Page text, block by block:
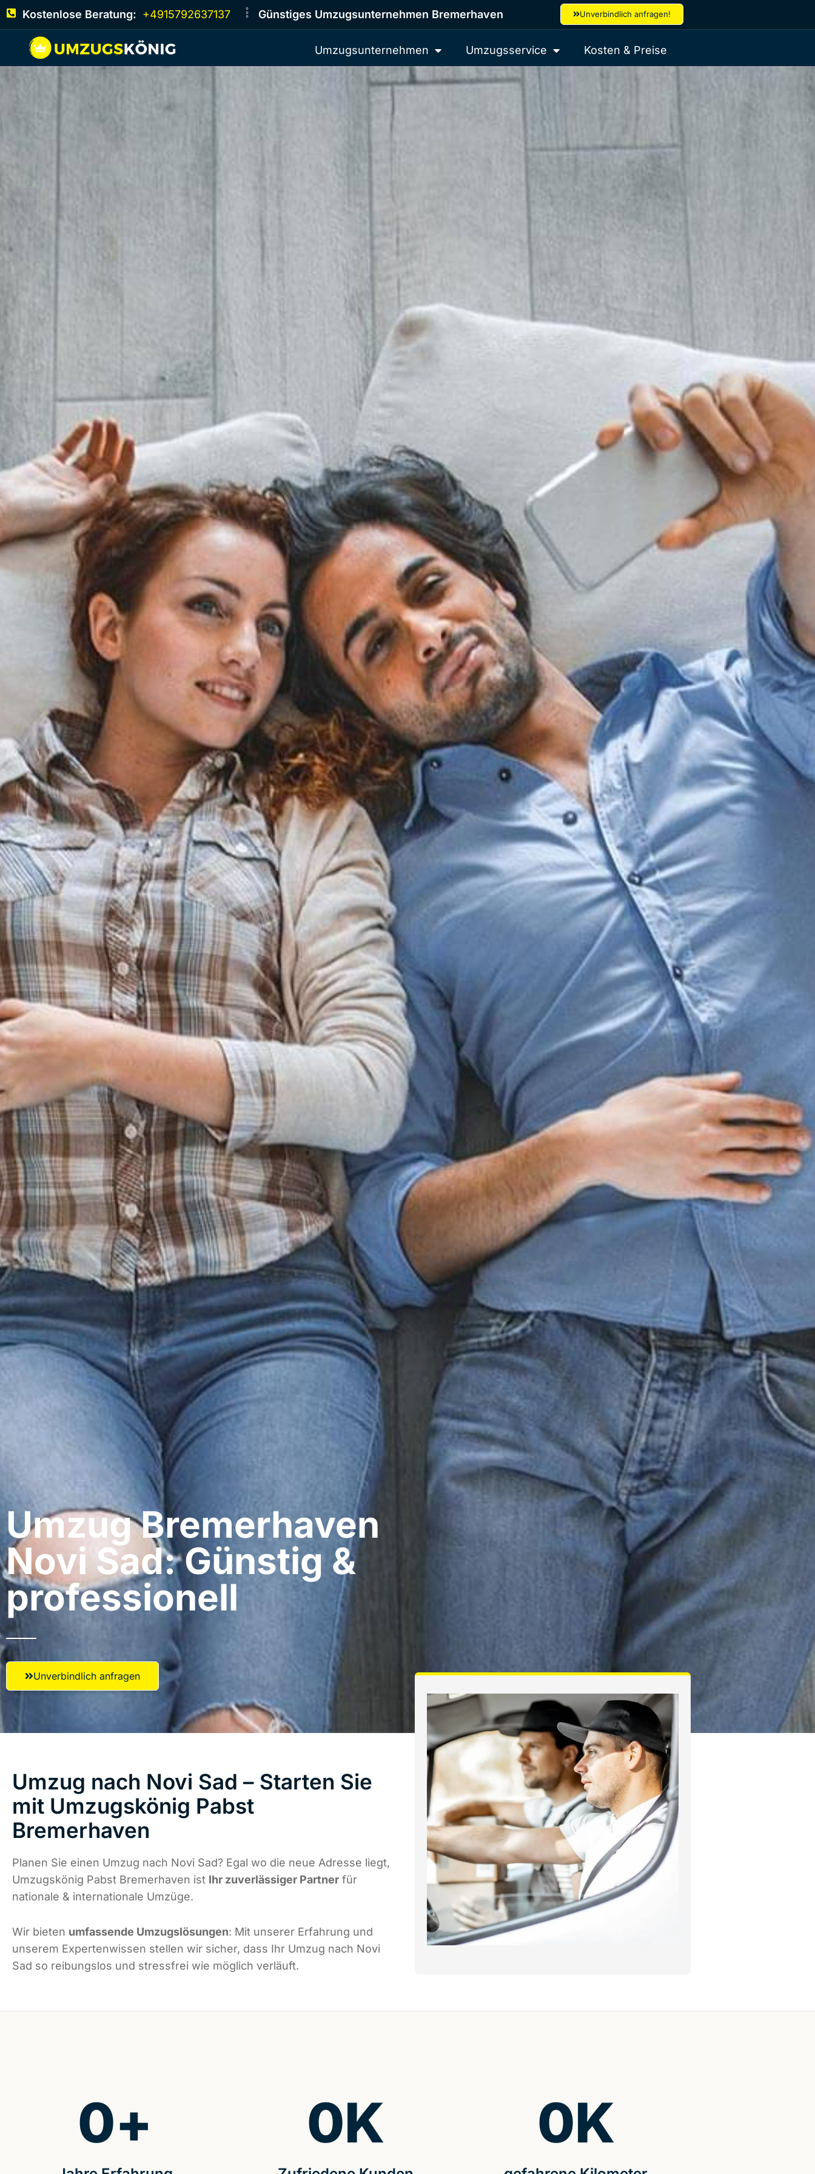
Kostenlose Beratung: +4915792637137 Günstiges Umzugsunternehmen Bremerhaven Unverbindlich anfragen!
Umzugsunternehmen Umzugsservice Kosten & Preise
Umzug Bremerhaven​
Novi Sad: Günstig &
professionell​
Unverbindlich anfragen
Umzug nach Novi Sad – Starten Sie
mit Umzugskönig Pabst
Bremerhaven
Planen Sie einen Umzug nach Novi Sad? Egal wo die neue Adresse liegt,
Umzugskönig Pabst Bremerhaven ist Ihr zuverlässiger Partner für
nationale & internationale Umzüge.
Wir bieten umfassende Umzugslösungen: Mit unserer Erfahrung und
unserem Expertenwissen stellen wir sicher, dass Ihr Umzug nach Novi
Sad so reibungslos und stressfrei wie möglich verläuft.
0+ 0K 0K